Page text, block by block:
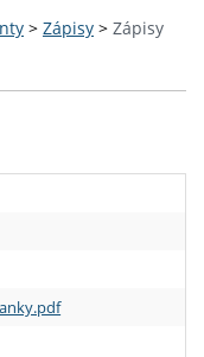
> Zápisy > Zápisy